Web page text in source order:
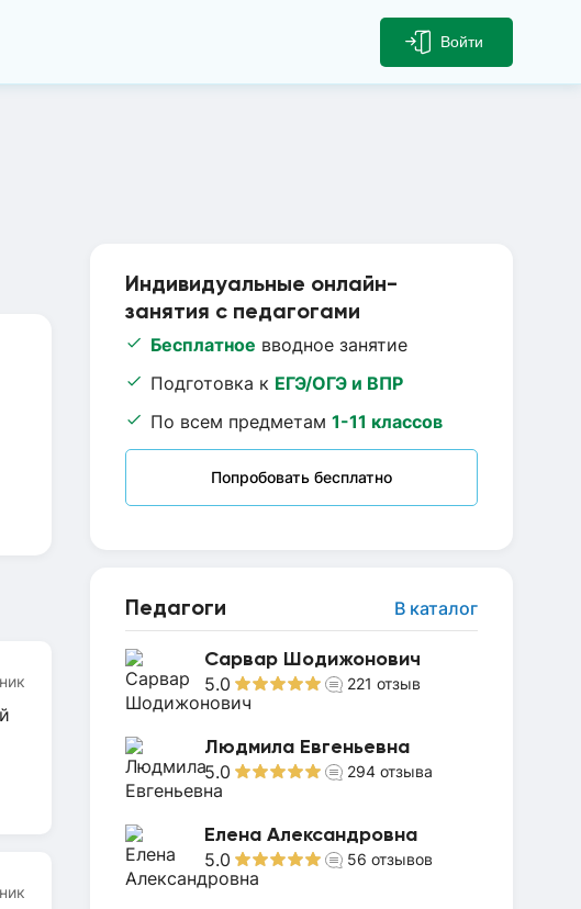
Войти
Индивидуальные онлайн-
занятия с педагогами
Бесплатное вводное занятие
Подготовка к ЕГЭ/ОГЭ и ВПР
По всем предметам 1-11 классов
Попробовать бесплатно
Педагоги В каталог
Сарвар Шодижонович
5.0 221 отзыв
Людмила Евгеньевна
5.0 294 отзыва
Елена Александровна
5.0 56 отзывов